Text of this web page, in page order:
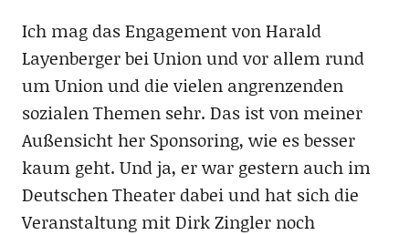
Ich mag das Engagement von Harald
Layenberger bei Union und vor allem rund
um Union und die vielen angrenzenden
sozialen Themen sehr. Das ist von meiner
Außensicht her Sponsoring, wie es besser
kaum geht. Und ja, er war gestern auch im
Deutschen Theater dabei und hat sich die
Veranstaltung mit Dirk Zingler noch